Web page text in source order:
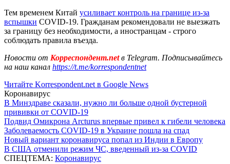
Тем временем Китай усиливает контроль на границе из-за
вспышки COVID-19. Гражданам рекомендовали не выезжать
за границу без необходимости, а иностранцам - строго
соблюдать правила въезда.
Новости от Корреспондент.netв Telegram. Подписывайтесь
на наш канал https://t.me/korrespondentnet
Читайте Korrespondent.net в Google News
Коронавирус
В Минздраве сказали, нужно ли больше одной бустерной
прививки от COVID-19
Подвид Омикрона Arcturus впервые привел к гибели человека
Заболеваемость COVID-19 в Украине пошла на спад
Новый вариант коронавируса попал из Индии в Европу
В США отменили режим ЧС, введенный из-за COVID
СПЕЦТЕМА: Коронавирус